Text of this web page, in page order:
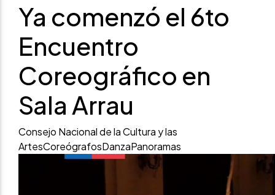
Ya comenzó el 6to
Encuentro
Coreográfico en
Sala Arrau
Consejo Nacional de la Cultura y las
ArtesCoreógrafosDanzaPanoramas